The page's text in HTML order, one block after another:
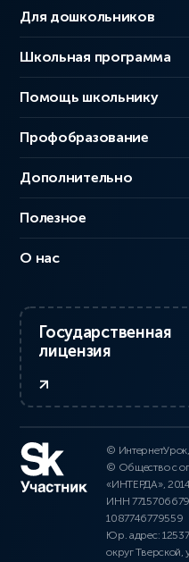
Для дошкольников
Школьная программа
Помощь школьнику
Профобразование
Дополнительно
Полезное
О нас
Государственная
лицензия
©
© Общество с
«ИНТЕРДА»,
ИНН
1087746779559
Юр. адрес:
округ Тверской,